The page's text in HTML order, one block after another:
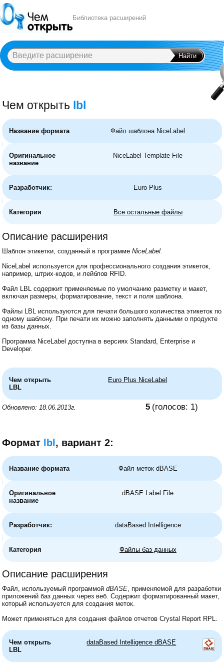
Библиотека расширений
A B C E G H X
Чем открыть lbl
Название формата Файл шаблона NiceLabel
Оригинальное
название
NiceLabel Template File
Разработчик: Euro Plus
Категория Все остальные файлы
Описание расширения
Шаблон этикетки, созданный в программеNiceLabel.
NiceLabel используется для профессионального создания этикеток,
например, штрих-кодов, и лейблов RFID.
Файл LBL содержит применяемые по умолчанию разметку и макет,
включая размеры, форматирование, текст и поля шаблона.
Файлы LBL используются для печати большого количества этикеток по
одному шаблону. При печати их можно заполнять данными о продукте
из базы данных.
Программа NiceLabel доступна в версиях Standard, Enterprise и
Developer.
Чем открыть
LBL
Euro Plus NiceLabel
Обновлено: 18.06.2013г. 5 (голосов: 1)
Формат lbl , вариант 2:
Название формата Файл меток dBASE
Оригинальное
название
dBASE Label File
Разработчик: dataBased Intelligence
Категория Файлы баз данных
Описание расширения
Файл, используемый программойdBASE, применяемой для разработки
приложений баз данных через веб. Содержит форматированный макет,
который используется для создания меток.
Может применяться для создания файлов отчетов Crystal Report RPL.
Чем открыть
LBL
dataBased Intelligence dBASE